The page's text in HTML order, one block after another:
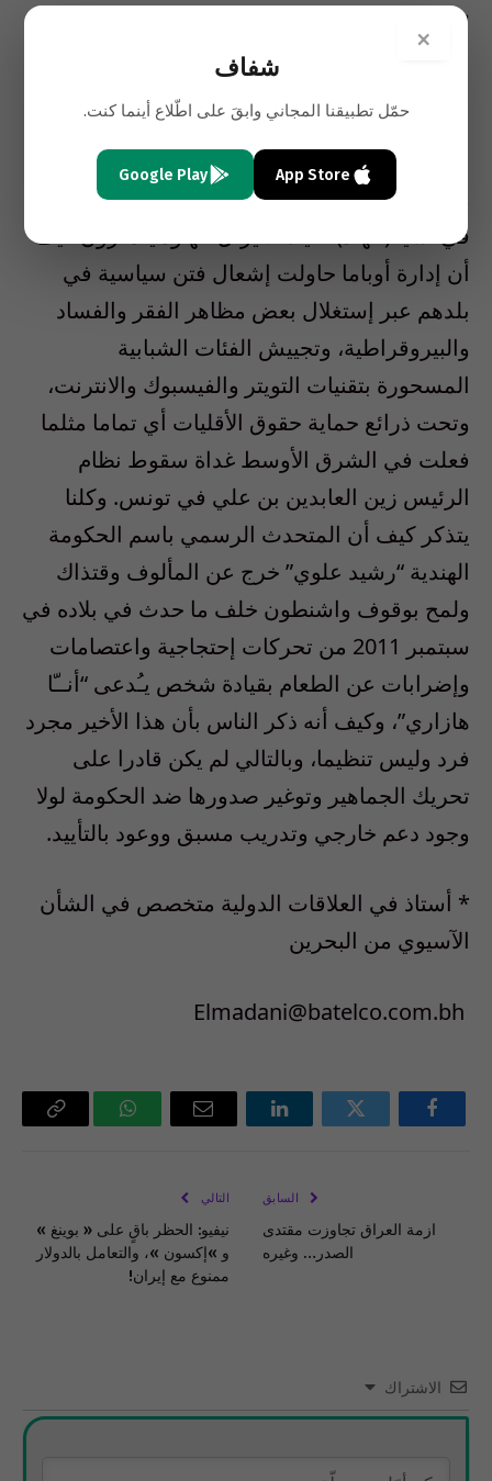
سياسية مثل إطلاق سراح المعتقلين المخلين
بالأمن والنظام مثلما ضغطوا على جارتها بورما،
البورمية جذريا.
وإنما تمتد المخاوف إلى البلد الديمقراطي الأكبر
في آسيا (الهند)، حيث لا يزال الهنود يتذكرون كيف
أن إدارة أوباما حاولت إشعال فتن سياسية في
بلدهم عبر إستغلال بعض مظاهر الفقر والفساد
والبيروقراطية، وتجييش الفئات الشبابية
المسحورة بتقنيات التويتر والفيسبوك والانترنت،
وتحت ذرائع حماية حقوق الأقليات أي تماما مثلما
فعلت في الشرق الأوسط غداة سقوط نظام
الرئيس زين العابدين بن علي في تونس. وكلنا
يتذكر كيف أن المتحدث الرسمي باسم الحكومة
الهندية “رشيد علوي” خرج عن المألوف وقتذاك
ولمح بوقوف واشنطون خلف ما حدث في بلاده في
سبتمبر 2011 من تحركات إحتجاجية واعتصامات
وإضرابات عن الطعام بقيادة شخص يـُدعى “أنــّا
هازاري”، وكيف أنه ذكر الناس بأن هذا الأخير مجرد
فرد وليس تنظيما، وبالتالي لم يكن قادرا على
تحريك الجماهير وتوغير صدورها ضد الحكومة لولا
وجود دعم خارجي وتدريب مسبق ووعود بالتأييد.
* أستاذ في العلاقات الدولية متخصص في الشأن
الآسيوي من البحرين
Elmadani@batelco.com.bh
فيسبوك تويتر لينكدإن
البريد
واتساب Copy
السابق
ازمة العراق تجاوزت مقتدى
الصدر… وغيره
التالي
نيفيو: الحظر باقٍ على « بوينغ »
و »إكسون »، والتعامل بالدولار
ممنوع مع إيران!
الاشتراك
×
شفاف
حمّل تطبيقنا المجاني وابقَ على اطّلاع أينما كنت.
App Store
Google Play